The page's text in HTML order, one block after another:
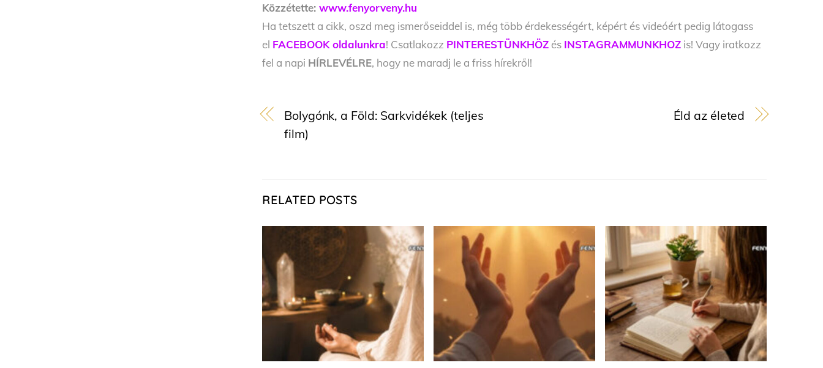
Közzétette:www.fenyorveny.hu
Ha tetszett a cikk, oszd meg ismerőseiddel is, még több érdekességért, képért és videóért pedig látogass
el FACEBOOK oldalunkra! Csatlakozz PINTERESTÜNKHÖZ és INSTAGRAMMUNKHOZ is! Vagy iratkozz
fel a napi HÍRLEVÉLRE, hogy ne maradj le a friss hírekről!
Bolygónk, a Föld: Sarkvidékek (teljes
film)
Éld az életed
RELATED POSTS